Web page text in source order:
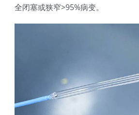
喷涂的影响因素
双进液
全闭塞或狭窄>95%病变。